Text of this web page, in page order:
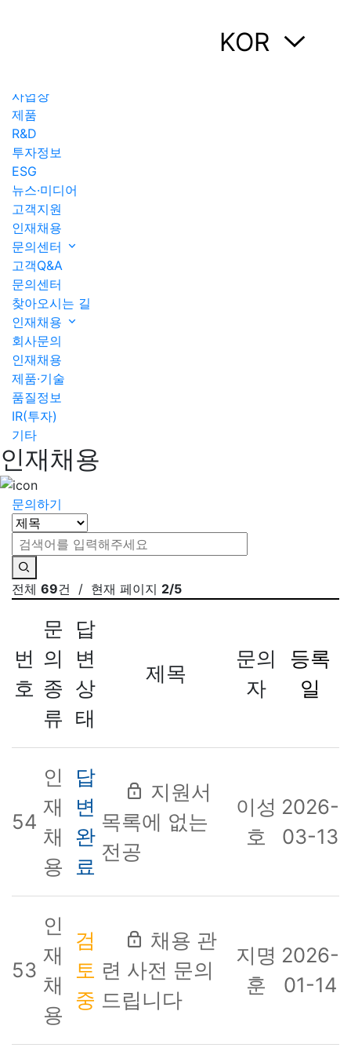
KOR
사업장
제품
R&D
투자정보
ESG
뉴스·미디어
고객지원
인재채용
문의센터
고객Q&A
문의센터
찾아오시는 길
인재채용
회사문의
인재채용
제품·기술
품질정보
IR(투자)
기타
인재채용
문의하기
전체 69건 / 현재 페이지 2/5
번
호
문
의
종
류
답
변
상
태
제목
문의
자
등록
일
54
인
재
채
용
답
변
완
료
지원서
목록에 없는
전공
이성
호
2026-
03-13
53
인
재
채
용
검
토
중
채용 관
련 사전 문의
드립니다
지명
훈
2026-
01-14